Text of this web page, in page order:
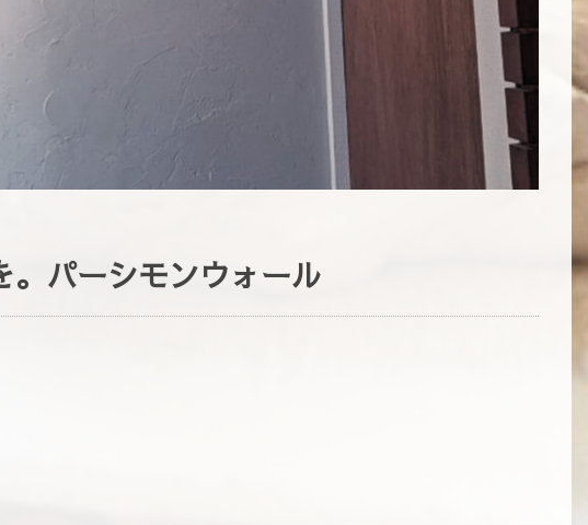
。パーシモンウォール